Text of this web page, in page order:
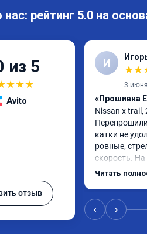
рейтинг 5.0 на
из 5
★★★
Avito
отзыв
И
★★
3
«Прошивка
Nissan x
катки не
ровные,
скорость.
3000.расход
Читать
‹ ›